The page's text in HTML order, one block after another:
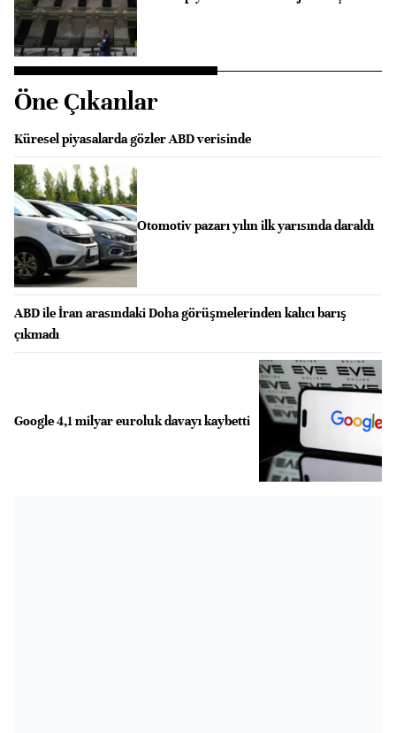
Öne Çıkanlar
Küresel piyasalarda gözler ABD verisinde
Otomotiv pazarı yılın ilk yarısında daraldı
ABD ile İran arasındaki Doha görüşmelerinden kalıcı barış
çıkmadı
Google 4,1 milyar euroluk davayı kaybetti